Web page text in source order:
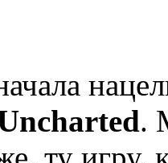
.